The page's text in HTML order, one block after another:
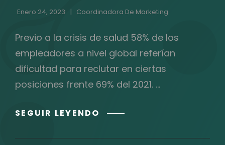
Enero 24, 2023 Coordinadora De Marketing
Previo a la crisis de salud 58% de los
empleadores a nivel global referían
dificultad para reclutar en ciertas
posiciones frente 69% del 2021. …
SEGUIR LEYENDO ESCASEZ
TALENTO